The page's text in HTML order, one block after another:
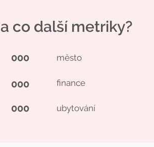
000 město
000 finance
000 ubytování
a co další metriky?